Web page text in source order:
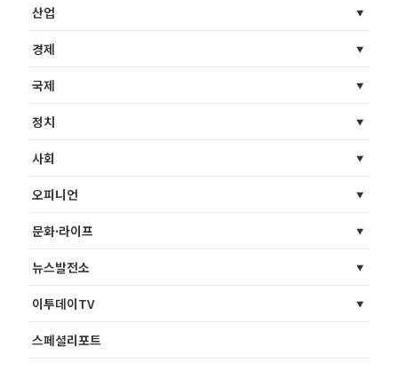
산업
경제
국제
정치
사회
오피니언
문화·라이프
뉴스발전소
이투데이TV
스페셜리포트